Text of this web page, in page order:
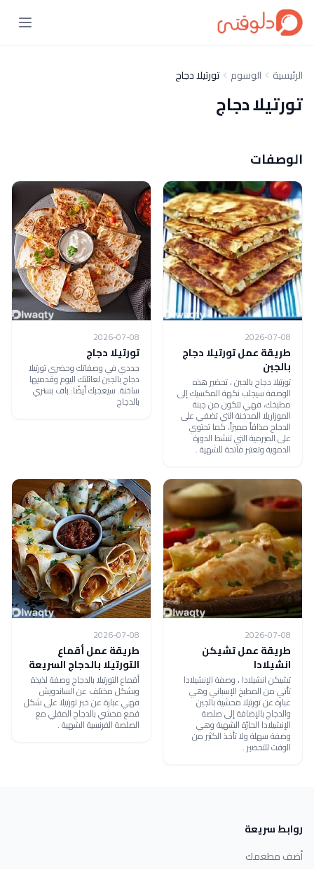
الرئيسية الوسوم تورتيلا دجاج
تورتيلا دجاج
الوصفات
2026-07-08
طريقة عمل تورتيلا دجاج
بالجبن
تورتيلا دجاج بالجبن ، تحضير هذه
الوصفة سيجلب نكهة المكسيك إلى
مطبخك، فهي تتكون من جبنة
الموزاريلا المدخنة التي تضفي على
الدجاج مذاقاً مميزاً، كما تحتوي
على الميرمية التي تنشط الدورة
الدموية وتعتبر فاتحة للشهية .
2026-07-08
تورتيلا دجاج
جددي في وصفاتك وحضري تورتيلا
دجاج بالجبن لعائلتك اليوم وقدميها
ساخنة. سيعجبك أيضًا: باف بستري
بالدجاج
2026-07-08
طريقة عمل تشيكن
انشيلادا
تشيكن انشيلادا ، وصفة الإنشيلادا
تأتي من المطبخ الإسباني وهي
عبارة عن تورتيلا محشية بالجبن
والدجاج بالإضافة إلى صلصة
الإنشيلادا الحارّة الشهية وهي
وصفة سهلة ولا تأخذ الكثير من
الوقت للتحضير .
2026-07-08
طريقة عمل أقماع
التورتيلا بالدجاج السريعة
أقماع التورتيلا بالدجاج وصفة لذيذة
وبشكل مختلف عن الساندويش
فهي عبارة عن خبز تورتيلا على شكل
قمع محشي بالدجاج المقلي مع
الصلصة الفرنسية الشهية .
روابط سريعة
أضف مطعمك